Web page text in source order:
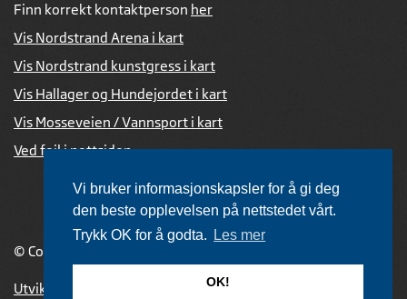
Vi bruker informasjonskapsler for å gi deg
den beste opplevelsen på nettstedet vårt.
Trykk OK for å godta.
Les mer
OK!
Finn korrekt kontaktperson her
Vis Nordstrand Arena i kart
Vis Nordstrand kunstgress i kart
Vis Hallager og Hundejordet i kart
Vis Mosseveien / Vannsport i kart
Ved feil i nettsiden
© Copyright 2026 |
Utviklet av Netlab publiseres med eRedaktør